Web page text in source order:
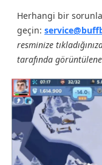
Herhangi bir
geçin:
resminize
tarafında